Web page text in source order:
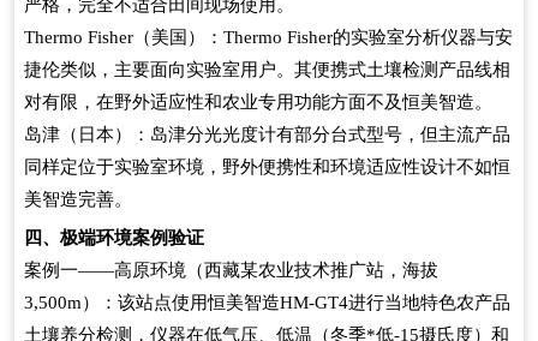
严格，完全不适合田间现场使用。
Thermo Fisher（美国）：Thermo Fisher的实验室分析仪器与安
捷伦类似，主要面向实验室用户。其便携式土壤检测产品线相
对有限，在野外适应性和农业专用功能方面不及恒美智造。
岛津（日本）：岛津分光光度计有部分台式型号，但主流产品
同样定位于实验室环境，野外便携性和环境适应性设计不如恒
美智造完善。
四、极端环境案例验证
案例一——高原环境（西藏某农业技术推广站，海拔
3,500m）：该站点使用恒美智造HM-GT4进行当地特色农产品
土壤养分检测，仪器在低气压、低温（冬季*低-15摄氏度）和